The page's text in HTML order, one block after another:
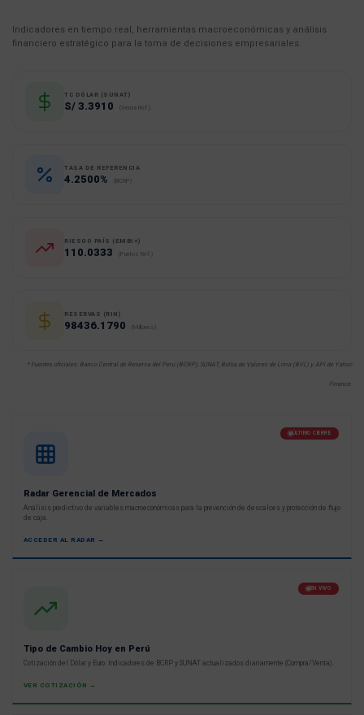
Indicadores en tiempo real, herramientas macroeconómicas y análisis
financiero estratégico para la toma de decisiones empresariales.
TC DÓLAR (SUNAT)
S/ 3.3910 (Venta Ref.)
TASA DE REFERENCIA
4.2500% (BCRP)
RIESGO PAÍS (EMBI+)
110.0333 (Puntos Ref.)
RESERVAS (RIN)
98436.1790 (Millones)
* Fuentes oficiales: Banco Central de Reserva del Perú (BCRP), SUNAT, Bolsa de Valores de Lima (BVL) y API de Yahoo
Finance.
ÚLTIMO CIERRE
Radar Gerencial de Mercados
Análisis predictivo de variables macroeconómicas para la prevención de descalces y protección de flujo
de caja.
ACCEDER AL RADAR →
EN VIVO
Tipo de Cambio Hoy en Perú
Cotización del Dólar y Euro. Indicadores de BCRP y SUNAT actualizados diariamente (Compra/Venta).
VER COTIZACIÓN →